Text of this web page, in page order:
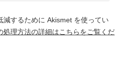
減するために Akismet を使ってい
処理方法の詳細はこちらをご覧くだ